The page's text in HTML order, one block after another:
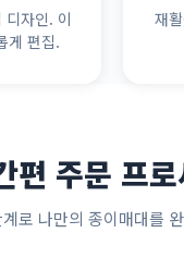
디자인. 이
게 편집.
재
편 주문 프
로 나만의 종이매대를